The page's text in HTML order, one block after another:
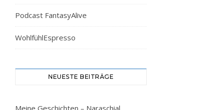
Podcast FantasyAlive
WohlfühlEspresso
NEUESTE BEITRÄGE
Meine Geschichten – Naraschial